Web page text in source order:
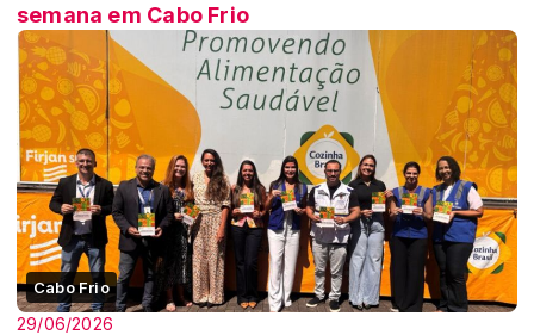
semana em Cabo Frio
Cabo Frio
29/06/2026